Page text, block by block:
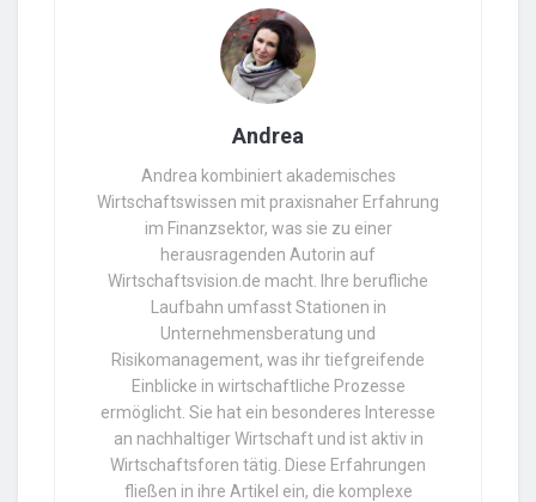
Andrea
Andrea kombiniert akademisches
Wirtschaftswissen mit praxisnaher Erfahrung
im Finanzsektor, was sie zu einer
herausragenden Autorin auf
Wirtschaftsvision.de macht. Ihre berufliche
Laufbahn umfasst Stationen in
Unternehmensberatung und
Risikomanagement, was ihr tiefgreifende
Einblicke in wirtschaftliche Prozesse
ermöglicht. Sie hat ein besonderes Interesse
an nachhaltiger Wirtschaft und ist aktiv in
Wirtschaftsforen tätig. Diese Erfahrungen
fließen in ihre Artikel ein, die komplexe